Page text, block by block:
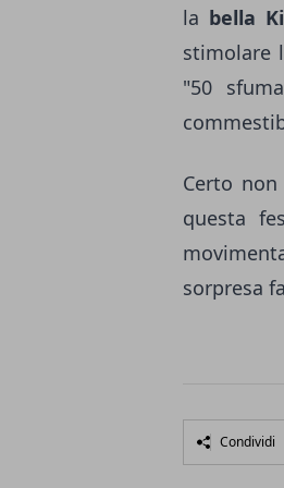
la bella
stimolare
"50
Certo
questa
sorpresa
Condividi